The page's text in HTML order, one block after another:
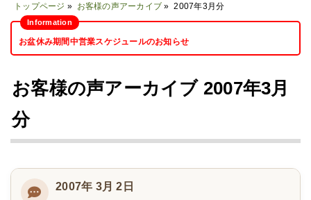
トップページ » お客様の声アーカイブ » 2007年3月分
お盆休み期間中営業スケジュールのお知らせ
お客様の声アーカイブ 2007年3月
分
2007年 3月 2日